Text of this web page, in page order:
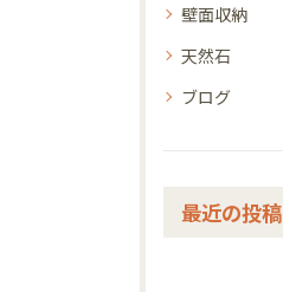
壁面収納
天然石
ブログ
最近の投稿